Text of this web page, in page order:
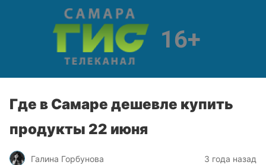
Где в Самаре дешевле купить
продукты 22 июня
Галина Горбунова 3 года назад